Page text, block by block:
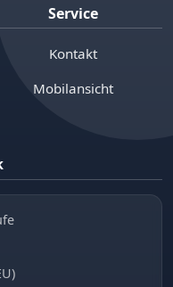
Service
Kontakt
Mobilansicht